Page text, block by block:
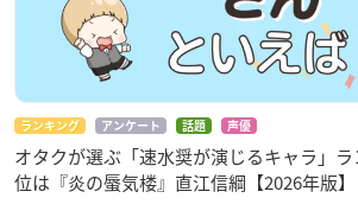
ランキング アンケート 話題 声優
オタクが選ぶ「速水奨が演じるキャラ」
位は『炎の蜃気楼』直江信綱【2026年版】